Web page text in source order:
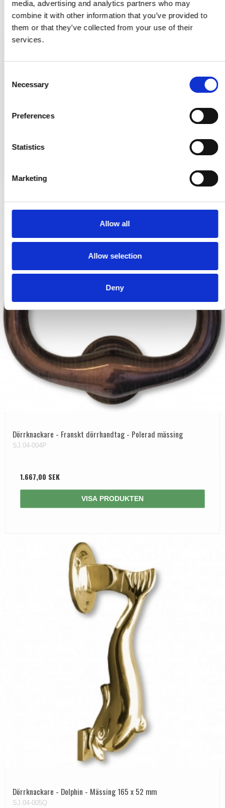
media, advertising and analytics partners who may
combine it with other information that you’ve provided to
them or that they’ve collected from your use of their
services.
Necessary
Preferences
Statistics
Marketing
Allow all
Allow selection
Deny
Dörrknackare - Franskt dörrhandtag - Nickel
1.409,00 SEK
Dörrknackare - Franskt dörrhandtag - Polerad mässing
SJ.04-004P
1.667,00 SEK
VISA PRODUKTEN
Dörrknackare - Dolphin - Mässing 165 x 52 mm
SJ.04-005Q